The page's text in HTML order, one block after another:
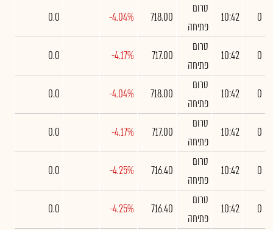
0
10:42
טרום
פתיחה
718.00
-4.04%
0.0
0
10:42
טרום
פתיחה
717.00
-4.17%
0.0
0
10:42
טרום
פתיחה
718.00
-4.04%
0.0
0
10:42
טרום
פתיחה
717.00
-4.17%
0.0
0
10:42
טרום
פתיחה
716.40
-4.25%
0.0
0
10:42
טרום
פתיחה
716.40
-4.25%
0.0